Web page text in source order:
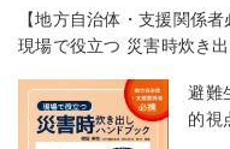
【地方自治体・支援関係者
現場で役立つ 災害時炊き
避難
的視